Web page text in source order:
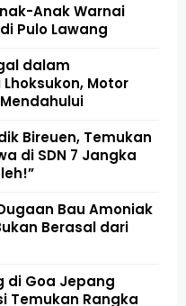
Anak Warnai
Pulo Lawang
dalam
Motor
Bireuen, Temukan
di SDN 7 Jangka
Bau Amoniak
Berasal dari
di Goa Jepang
Temukan Rangka